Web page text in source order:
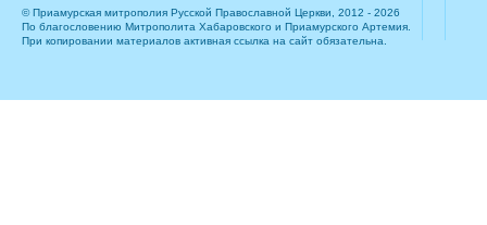
© Приамурская митрополия Русской Православной Церкви, 2012 - 2026
По благословению Митрополита Хабаровского и Приамурского Артемия.
При копировании материалов активная ссылка на сайт обязательна.